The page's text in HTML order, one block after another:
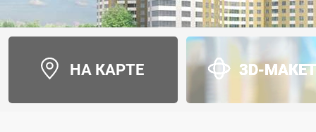
НА КАРТЕ 3D-